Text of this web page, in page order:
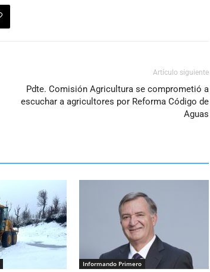
Artículo siguiente
Pdte. Comisión Agricultura se comprometió a
escuchar a agricultores por Reforma Código de
Aguas
Informando Primero